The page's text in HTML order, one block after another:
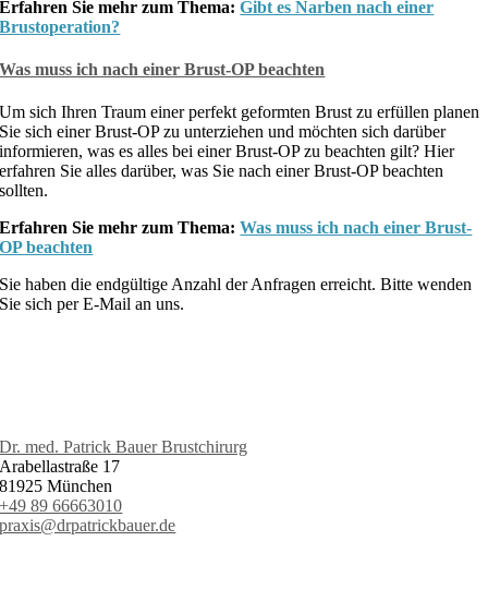
Erfahren Sie mehr zum Thema:Gibt es Narben nach einer
Brustoperation?
Was muss ich nach einer Brust-OP beachten
Um sich Ihren Traum einer perfekt geformten Brust zu erfüllen planen
Sie sich einer Brust-OP zu unterziehen und möchten sich darüber
informieren, was es alles bei einer Brust-OP zu beachten gilt? Hier
erfahren Sie alles darüber, was Sie nach einer Brust-OP beachten
sollten.
Erfahren Sie mehr zum Thema:Was muss ich nach einer Brust-
OP beachten
Sie haben die endgültige Anzahl der Anfragen erreicht. Bitte wenden
Sie sich per E-Mail an uns.
Dr. med. Patrick Bauer Brustchirurg
Arabellastraße 17
81925 München
+49 89 66663010
praxis@drpatrickbauer.de